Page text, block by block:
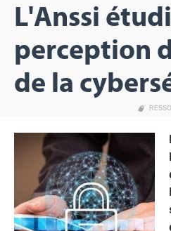
L'Anssi
perception
de la